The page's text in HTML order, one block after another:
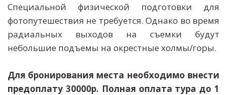
Специальной физической подготовки для
фотопутешествия не требуется. Однако во время
радиальных выходов на съемки будут
небольшие подъемы на окрестные холмы/горы.
Для бронирования места необходимо внести
предоплату 30000р. Полная оплата тура до 1